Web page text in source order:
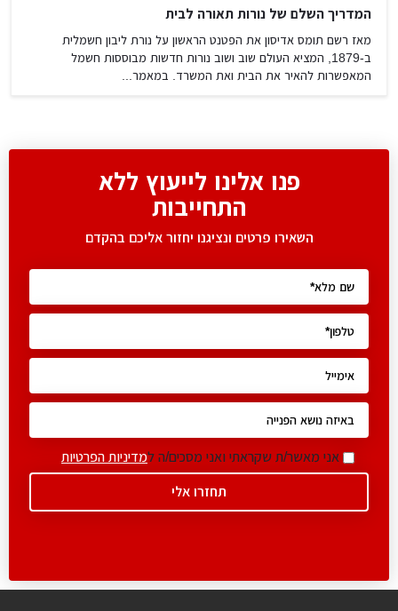
המדריך השלם של נורות תאורה לבית
מאז רשם תומס אדיסון את הפטנט הראשון על נורת ליבון חשמלית
ב-1879, המציא העולם שוב ושוב נורות חדשות מבוססות חשמל
המאפשרות להאיר את הבית ואת המשרד. במאמר...
פנו אלינו לייעוץ ללא
התחייבות
השאירו פרטים ונציגנו יחזור אליכם בהקדם
אני מאשר/ת שקראתי ואני מסכים/ה למדיניות הפרטיות